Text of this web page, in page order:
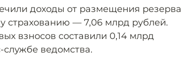
доходы от размещения резерва
страхованию — 7,06 млрд рублей.
взносов составили 0,14 млрд
ведомства.